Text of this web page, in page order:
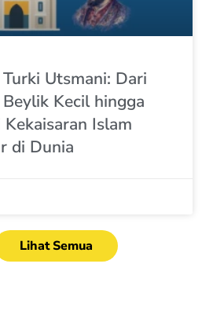
Utsmani: Dari
Kecil hingga
Kekaisaran Islam
di Dunia
Lihat Semua